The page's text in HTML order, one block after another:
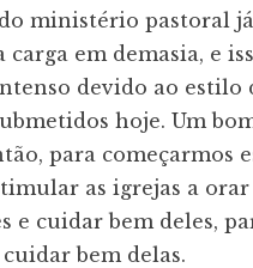
ministério pastoral
carga em demasia, e
devido ao estilo
hoje. Um
para começarmos
as igrejas a orar
e cuidar bem deles,
bem delas.